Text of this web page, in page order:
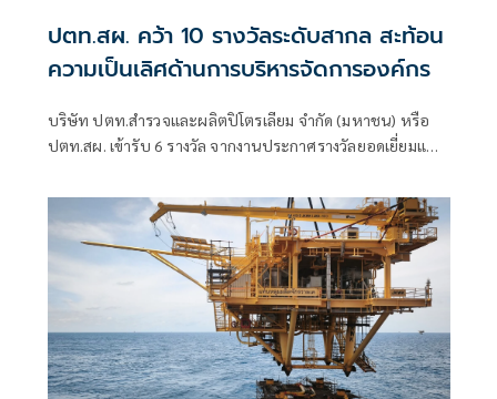
ปตท.สผ. คว้า 10 รางวัลระดับสากล สะท้อน
ความเป็นเลิศด้านการบริหารจัดการองค์กร
บริษัท ปตท.สำรวจและผลิตปิโตรเลียม จำกัด (มหาชน) หรือ
ปตท.สผ. เข้ารับ 6 รางวัล จากงานประกาศรางวัลยอดเยี่ยมแห่ง